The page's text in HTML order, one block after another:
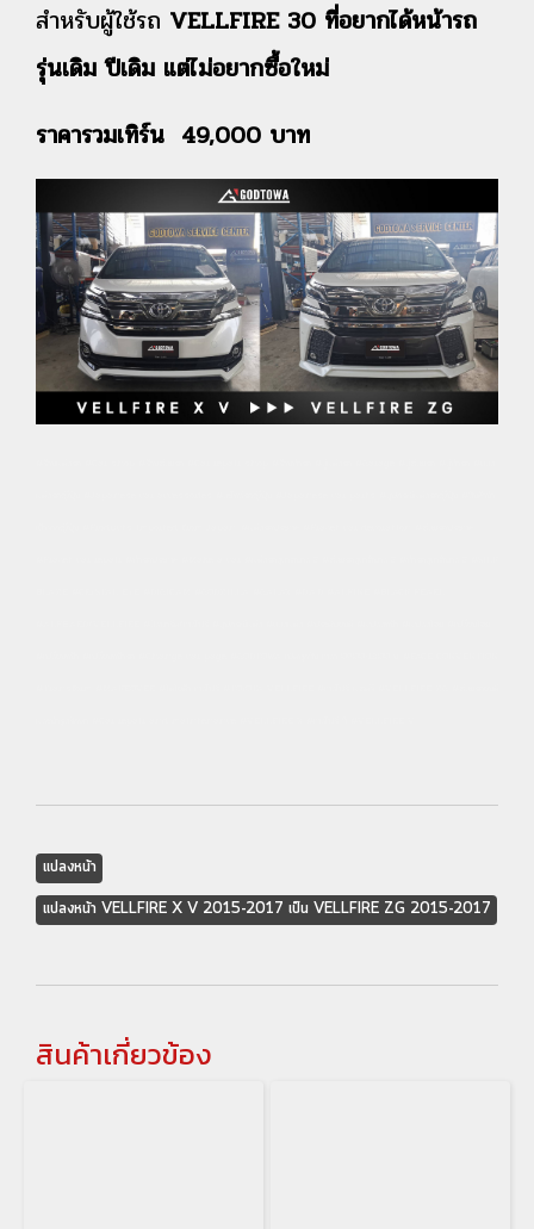
สำหรับผู้ใช้รถ VELLFIRE 30 ที่อยากได้หน้ารถ
รุ่นเดิม ปีเดิม แต่ไม่อยากซื้อใหม่
ราคารวมเทิร์น 49,000 บาท
แปลงหน้า
แปลงหน้า VELLFIRE X V 2015-2017 เป็น VELLFIRE ZG 2015-2017
สินค้าเกี่ยวข้อง